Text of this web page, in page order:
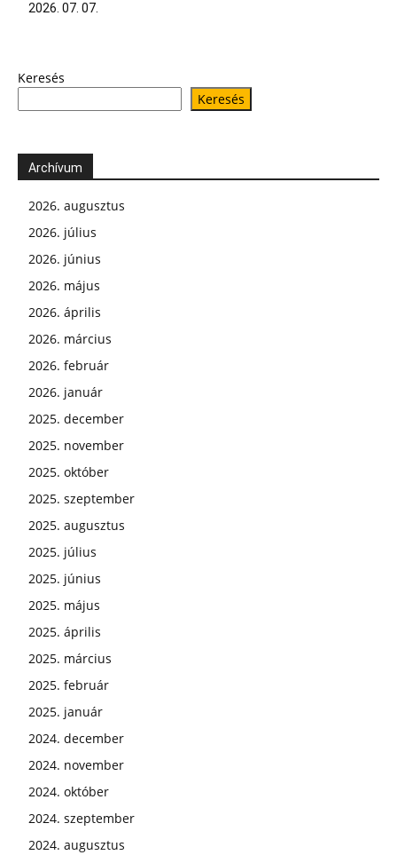
2026. 07. 07.
Keresés
Keresés
Archívum
2026. augusztus
2026. július
2026. június
2026. május
2026. április
2026. március
2026. február
2026. január
2025. december
2025. november
2025. október
2025. szeptember
2025. augusztus
2025. július
2025. június
2025. május
2025. április
2025. március
2025. február
2025. január
2024. december
2024. november
2024. október
2024. szeptember
2024. augusztus